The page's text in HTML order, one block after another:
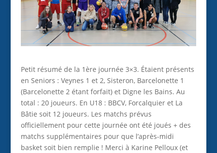
Petit résumé de la 1ère journée 3×3. Étaient présents
en Seniors : Veynes 1 et 2, Sisteron, Barcelonette 1
(Barcelonette 2 étant forfait) et Digne les Bains. Au
total : 20 joueurs. En U18 : BBCV, Forcalquier et La
Bâtie soit 12 joueurs. Les matchs prévus
officiellement pour cette journée ont été joués + des
matchs supplémentaires pour que l’après-midi
basket soit bien remplie ! Merci à Karine Pelloux (et